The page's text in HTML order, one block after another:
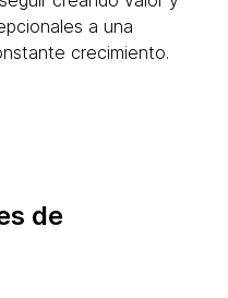
a una
crecimiento.
de